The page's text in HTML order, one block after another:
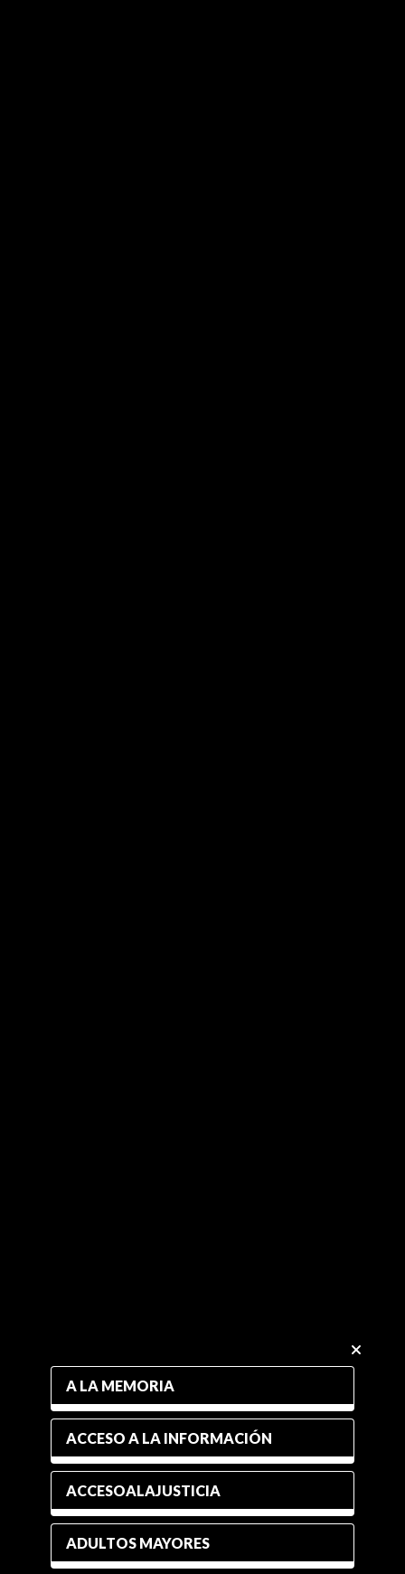
A LA MEMORIA
ACCESO A LA INFORMACIÓN
ACCESOALAJUSTICIA
ADULTOS MAYORES